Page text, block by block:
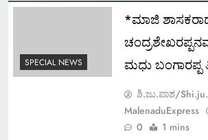
SPECIAL NEWS
*ಮಾಜಿ
ಮಧು ಬಂಗಾರಪ್ಪ
ಶಿ.ಜು.ಪಾಶ/
MalenaduExpress
0
1 mins